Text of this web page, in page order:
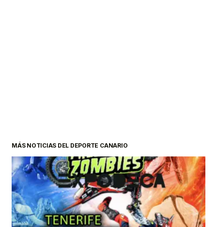
MÁS NOTICIAS DEL DEPORTE CANARIO